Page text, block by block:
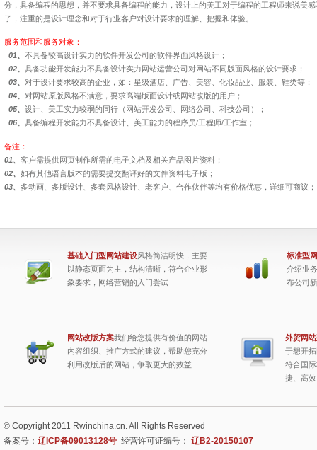
分，具备编程的思想，并不要求具备编程的能力，设计上的美工对于编程的工程师来说美
了，注重的是设计理念和对于行业客户对设计要求的理解、把握和体验。
服务范围和服务对象：
01、 不具备较高设计实力的软件开发公司的软件界面风格设计；
02、 具备功能开发能力不具备设计实力网站运营公司对网站不同版面风格的设计要求；
03、 对于设计要求较高的企业，如：星级酒店、广告、美容、化妆品业、服装、鞋类等；
04、 对网站原版风格不满意，要求高端版面设计或网站改版的用户；
05、 设计、美工实力较弱的同行（网站开发公司、网络公司、科技公司）；
06、 具备编程开发能力不具备设计、美工能力的程序员/工程师/工作室；
备注：
01、 客户需提供网页制作所需的电子文档及相关产品图片资料；
02、 如有其他语言版本的需要提交翻译好的文件资料电子版；
03、 多动画、多版设计、多套风格设计、老客户、合作伙伴等均有价格优惠，详细可商议；
基础入门型网站建设 风格简洁明快，主要
以静态页面为主，结构清晰，符合企业形
象要求，网络营销的入门尝试
标准型
介绍业
布公司
网站改版方案我们给您提供有价值的网站
内容组织、推广方式的建议，帮助您充分
利用改版后的网站，争取更大的效益
外贸网
于想开
符合国
捷、高
© Copyright 2011 Rwinchina.cn. All Rights Reserved
备案号： 辽ICP备09013128号 经营许可证编号： 辽B2-20150107